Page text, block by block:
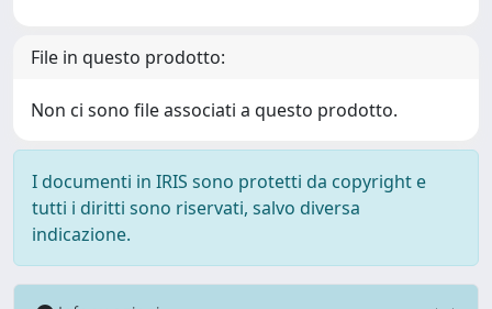
File in questo prodotto:
Non ci sono file associati a questo prodotto.
I documenti in IRIS sono protetti da copyright e
tutti i diritti sono riservati, salvo diversa
indicazione.